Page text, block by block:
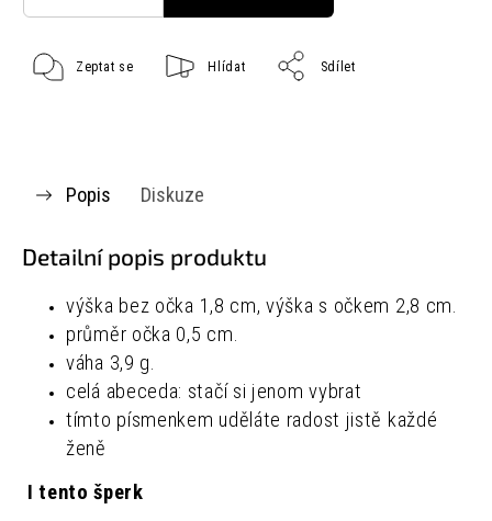
Zeptat se Hlídat Sdílet
Popis Diskuze
Detailní popis produktu
výška bez očka 1,8 cm, výška s očkem 2,8 cm.
průměr očka 0,5 cm.
váha 3,9 g.
celá abeceda: stačí si jenom vybrat
tímto písmenkem uděláte radost jistě každé
ženě
I tento šperk